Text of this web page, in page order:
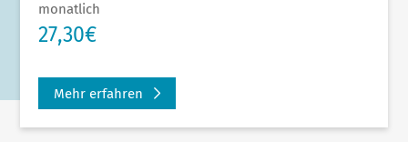
monatlich
27,30€
Mehr erfahren